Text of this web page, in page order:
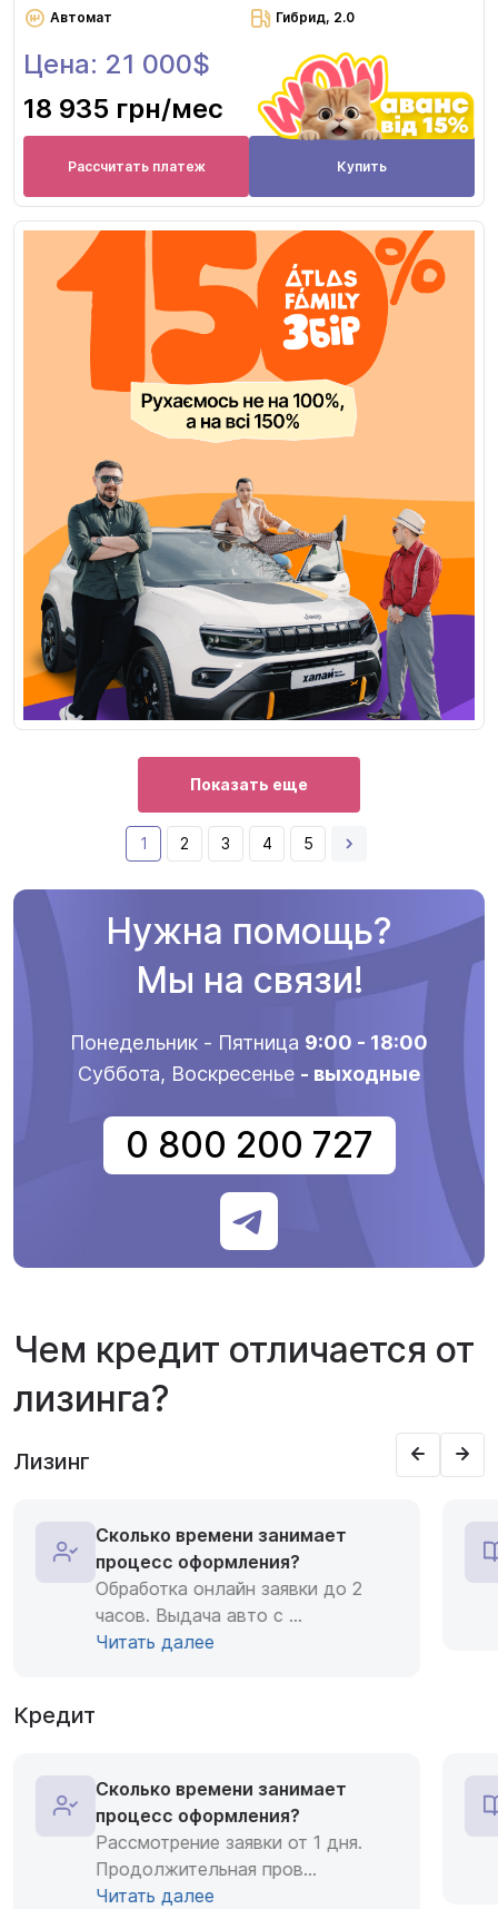
Автомат Гибрид, 2.0
Цена: 21 000$
18 935 грн/мес
Рассчитать платеж Купить
Показать еще
1 2 3 4 5
Нужна помощь?
Мы на связи!
Понедельник - Пятница 9:00 - 18:00
Суббота, Воскресенье - выходные
0 800 200 727
Чем кредит отличается от
лизинга?
Лизинг
Сколько времени занимает
процесс оформления?
Обработка онлайн заявки до 2
часов. Выдача авто с ...
Читать далее
Кредит
Сколько времени занимает
процесс оформления?
Рассмотрение заявки от 1 дня.
Продолжительная пров...
Читать далее